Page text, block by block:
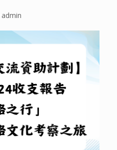
admin